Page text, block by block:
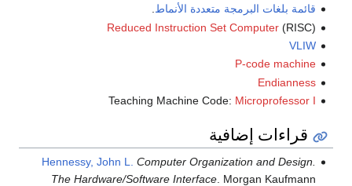
قائمة بلغات البرمجة متعددة الأنماط.
Reduced Instruction Set Computer(RISC)
VLIW
P-code machine
Endianness
Teaching Machine Code: Microprofessor I
قراءات إضافية
Hennessy, John L.
Computer Organization and Design.
The Hardware/Software Interface. Morgan Kaufmann